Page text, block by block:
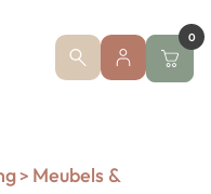
0
> Meubels &